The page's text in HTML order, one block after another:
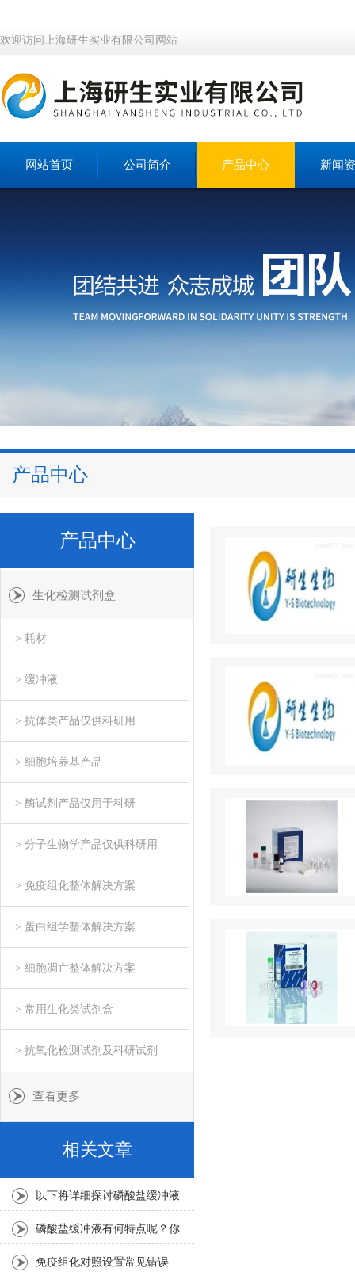
欢迎访问上海研生实业有限公司网站
网站首页 公司简介 产品中心 新闻
产品中心
产品中心
生化检测试剂盒
> 耗材
> 缓冲液
> 抗体类产品仅供科研用
> 细胞培养基产品
> 酶试剂产品仅用于科研
> 分子生物学产品仅供科研用
> 免疫组化整体解决方案
> 蛋白组学整体解决方案
> 细胞凋亡整体解决方案
> 常用生化类试剂盒
> 抗氧化检测试剂及科研试剂
查看更多
相关文章
以下将详细探讨磷酸盐缓冲液
的应用范围
磷酸盐缓冲液有何特点呢？你
可清楚？
免疫组化对照设置常见错误